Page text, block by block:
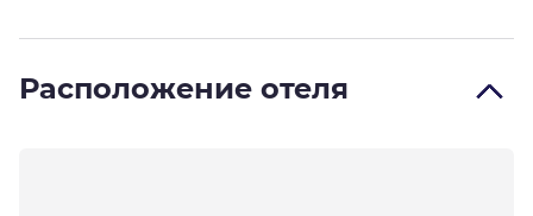
Расположение отеля